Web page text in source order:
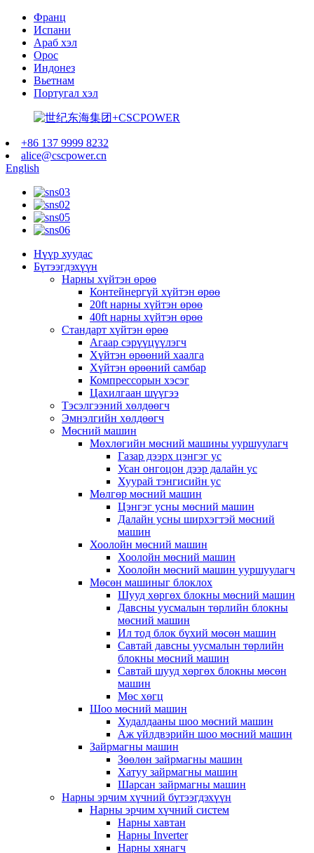
Франц
Испани
Араб хэл
Орос
Индонез
Вьетнам
Португал хэл
+86 137 9999 8232
alice@cscpower.cn
English
Нүүр хуудас
Бүтээгдэхүүн
Нарны хүйтэн өрөө
Контейнергүй хүйтэн өрөө
20ft нарны хүйтэн өрөө
40ft нарны хүйтэн өрөө
Стандарт хүйтэн өрөө
Агаар сэрүүцүүлэгч
Хүйтэн өрөөний хаалга
Хүйтэн өрөөний самбар
Компрессорын хэсэг
Цахилгаан шүүгээ
Тэсэлгээний хөлдөөгч
Эмнэлгийн хөлдөөгч
Мөсний машин
Мөхлөгийн мөсний машины ууршуулагч
Газар дээрх цэнгэг ус
Усан онгоцон дээр далайн ус
Хуурай тэнгисийн ус
Мөлгөр мөсний машин
Цэнгэг усны мөсний машин
Далайн усны ширхэгтэй мөсний
машин
Хоолойн мөсний машин
Хоолойн мөсний машин
Хоолойн мөсний машин ууршуулагч
Мөсөн машиныг блоклох
Шууд хөргөх блокны мөсний машин
Давсны уусмалын төрлийн блокны
мөсний машин
Ил тод блок бүхий мөсөн машин
Савтай давсны уусмалын төрлийн
блокны мөсний машин
Савтай шууд хөргөх блокны мөсөн
машин
Мөс хөгц
Шоо мөсний машин
Худалдааны шоо мөсний машин
Аж үйлдвэрийн шоо мөсний машин
Зайрмагны машин
Зөөлөн зайрмагны машин
Хатуу зайрмагны машин
Шарсан зайрмагны машин
Нарны эрчим хүчний бүтээгдэхүүн
Нарны эрчим хүчний систем
Нарны хавтан
Нарны Inverter
Нарны хянагч